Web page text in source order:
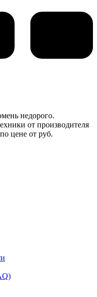
недорого.
от производителя
цене от руб.